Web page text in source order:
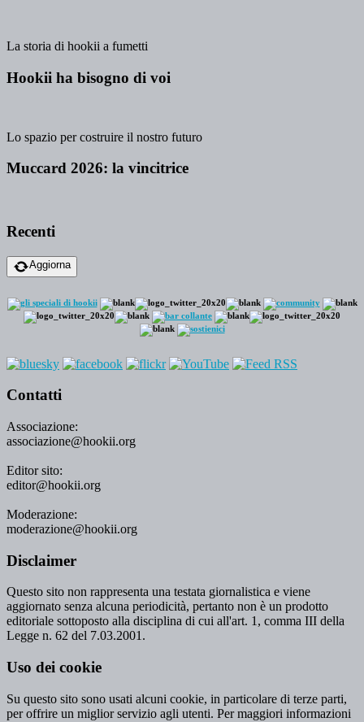
La storia di hookii a fumetti
Hookii ha bisogno di voi
Lo spazio per costruire il nostro futuro
Muccard 2026: la vincitrice
Recenti
Aggiorna
Contatti
Associazione:
associazione@hookii.org
Editor sito:
editor@hookii.org
Moderazione:
moderazione@hookii.org
Disclaimer
Questo sito non rappresenta una testata giornalistica e viene
aggiornato senza alcuna periodicità, pertanto non è un prodotto
editoriale sottoposto alla disciplina di cui all'art. 1, comma III della
Legge n. 62 del 7.03.2001.
Uso dei cookie
Su questo sito sono usati alcuni cookie, in particolare di terze parti,
per offrire un miglior servizio agli utenti. Per maggiori informazioni